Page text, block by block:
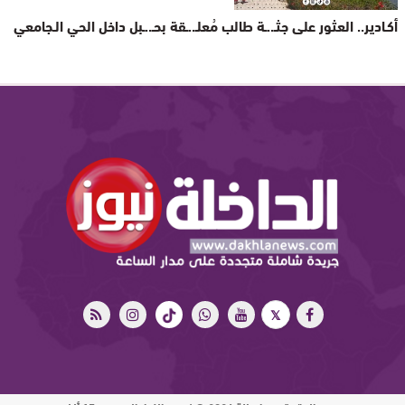
أكـادير.. العثور على جثـ..ـة طالب مُعلـ..ـقة بحـ..ـبل داخل الحي الـجامعي